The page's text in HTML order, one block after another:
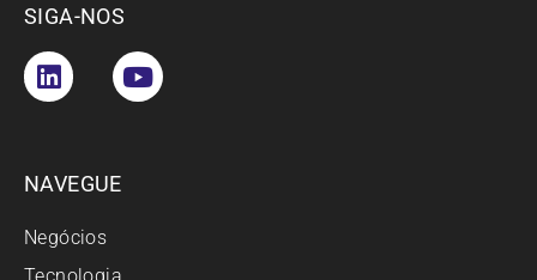
SIGA-NOS
NAVEGUE
Negócios